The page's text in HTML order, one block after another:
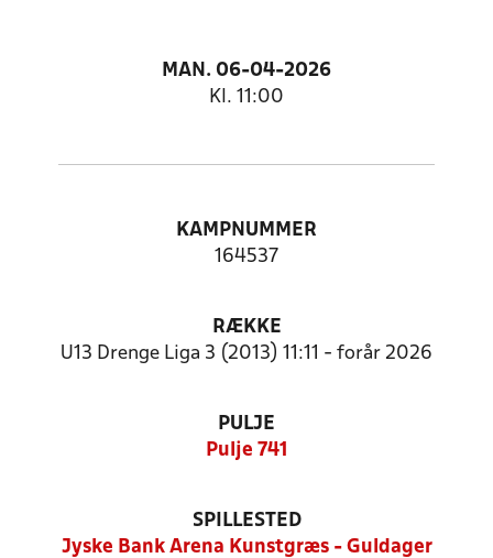
MAN. 06-04-2026
Kl. 11:00
KAMPNUMMER
164537
RÆKKE
U13 Drenge Liga 3 (2013) 11:11 - forår 2026
PULJE
Pulje 741
SPILLESTED
Jyske Bank Arena Kunstgræs - Guldager